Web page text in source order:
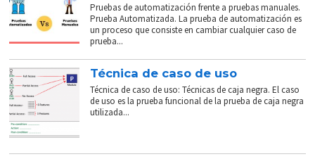
Pruebas de automatización frente a pruebas manuales.
Prueba Automatizada. La prueba de automatización es
un proceso que consiste en cambiar cualquier caso de
prueba...
Técnica de caso de uso
Técnica de caso de uso: Técnicas de caja negra. El caso
de uso es la prueba funcional de la prueba de caja negra
utilizada...